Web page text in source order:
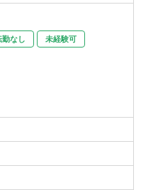
身が、もっとも「はたら
状態を体現します。そし
の成長の基盤での部分を
門にて、スタートしたば
組み自体を構築していく
ができます。
体の財務会計強化のため
え行動し結果を出せる方
向上心をもって取り組む
予実差異の分析、担当部
セスを構築し、分社後の
らサポートする管理会計
ただきます。変革の原動
高いビジネス環境下で数
スキルを駆使し、ビジネ
つ的確なアドバイスを行
ベルをコントロールしなが
いきます。オフェンス＆
を兼ね備えたビジネスの
貢献できる職種です。
勤なし 未経験可